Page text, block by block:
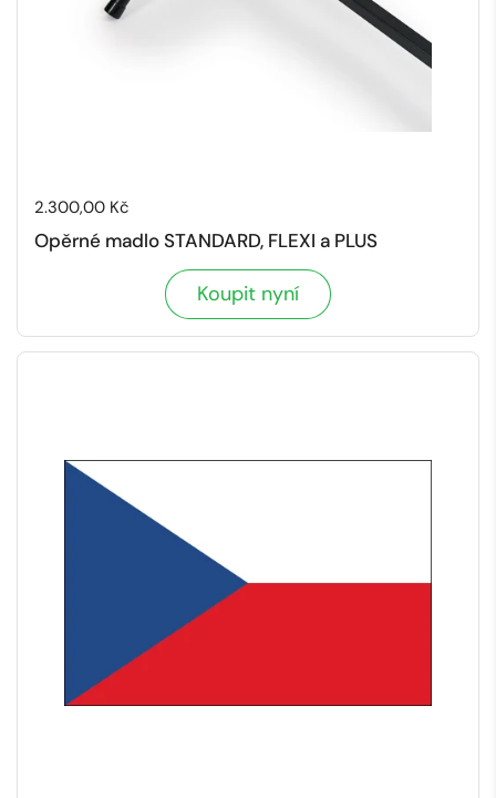
Cena:
2.300,00 Kč
Opěrné madlo STANDARD, FLEXI a PLUS
Koupit nyní